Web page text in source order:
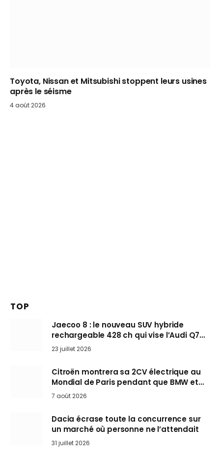
Toyota, Nissan et Mitsubishi stoppent leurs usines
après le séisme
4 août 2026
TOP
Jaecoo 8 : le nouveau SUV hybride
rechargeable 428 ch qui vise l’Audi Q7
arrive en Europe cet automne
23 juillet 2026
Citroën montrera sa 2CV électrique au
Mondial de Paris pendant que BMW et
Mini désertent le salon
7 août 2026
Dacia écrase toute la concurrence sur
un marché où personne ne l’attendait
31 juillet 2026